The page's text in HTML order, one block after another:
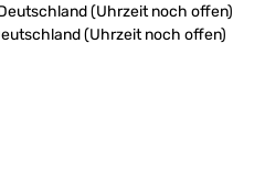
(Uhrzeit noch offen)
(Uhrzeit noch offen)